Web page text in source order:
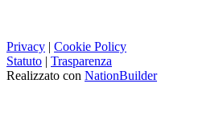
Privacy | Cookie Policy
Statuto | Trasparenza
Realizzato con NationBuilder